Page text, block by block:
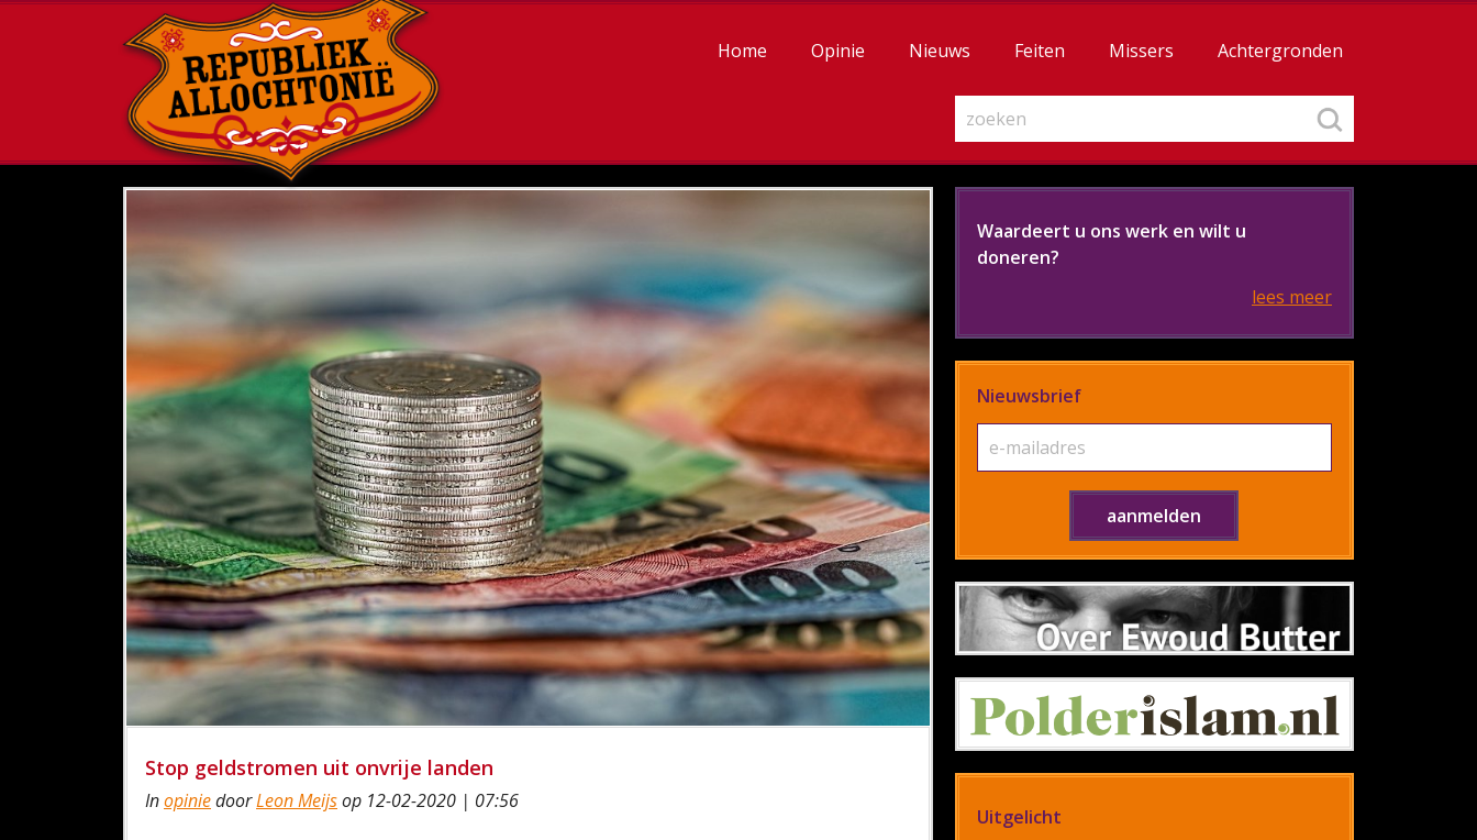
Home Opinie Nieuws Feiten Missers Achtergronden
Stop geldstromen uit onvrije landen
InopiniedoorLeon Meijsop 12-02-2020 | 07:56
Waardeert u ons werk en wilt u
doneren?
lees meer
Nieuwsbrief
Uitgelicht